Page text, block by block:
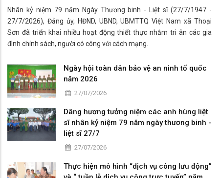
Nhân kỷ niệm 79 năm Ngày Thương binh - Liệt sĩ (27/7/1947 -
27/7/2026), Đảng ủy, HĐND, UBND, UBMTTQ Việt Nam xã Thoại
Sơn đã triển khai nhiều hoạt động thiết thực nhằm tri ân các gia
đình chính sách, người có công với cách mạng.
Ngày hội toàn dân bảo vệ an ninh tổ quốc
năm 2026
27/07/2026
Dâng hương tưởng niệm các anh hùng liệt
sĩ nhân kỷ niệm 79 năm ngày thương binh -
liệt sĩ 27/7
27/07/2026
Thực hiện mô hình “dịch vụ công lưu động”